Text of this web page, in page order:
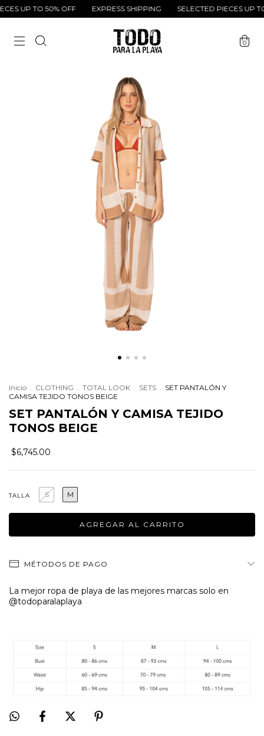
UP TO 50% OFF EXPRESS SHIPPING SELECTED PIECES UP
0
Inicio . CLOTHING . TOTAL LOOK . SETS . SET PANTALÓN Y
CAMISA TEJIDO TONOS BEIGE
SET PANTALÓN Y CAMISA TEJIDO
TONOS BEIGE
$6,745.00
TALLA S M
MÉTODOS DE PAGO
La mejor ropa de playa de las mejores marcas solo en
@todoparalaplaya